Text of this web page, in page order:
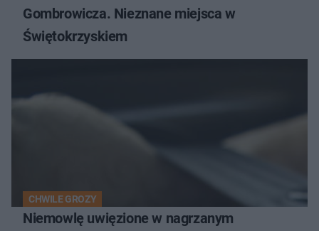
Gombrowicza. Nieznane miejsca w
Świętokrzyskiem
CHWILE GROZY
Niemowlę uwięzione w nagrzanym